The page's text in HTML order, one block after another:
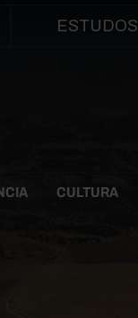
ESTUDOS
CULTURA